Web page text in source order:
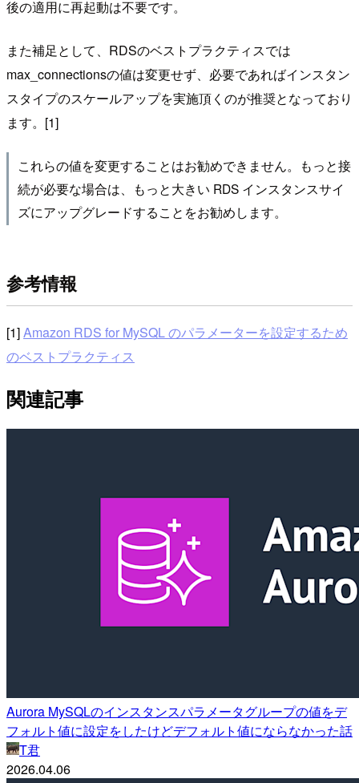
後の適用に再起動は不要です。
また補足として、RDSのベストプラクティスでは
max_connectionsの値は変更せず、必要であればインスタン
スタイプのスケールアップを実施頂くのが推奨となっており
ます。[1]
これらの値を変更することはお勧めできません。もっと接
続が必要な場合は、もっと大きい RDS インスタンスサイ
ズにアップグレードすることをお勧めします。
参考情報
[1]Amazon RDS for MySQL のパラメーターを設定するため
のベストプラクティス
関連記事
Aurora MySQLのインスタンスパラメータグループの値をデ
フォルト値に設定をしたけどデフォルト値にならなかった話
T君
2026.04.06